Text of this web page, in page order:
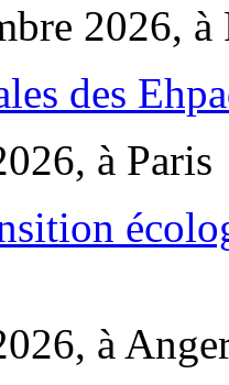
2026, à
des
à Paris
à